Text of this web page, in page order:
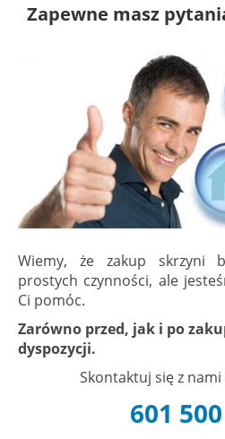
Zapewne masz
Wiemy, że zakup skrzyni
prostych czynności, ale
Ci pomóc.
Zarówno przed, jak i po
dyspozycji.
Skontaktuj się z
601